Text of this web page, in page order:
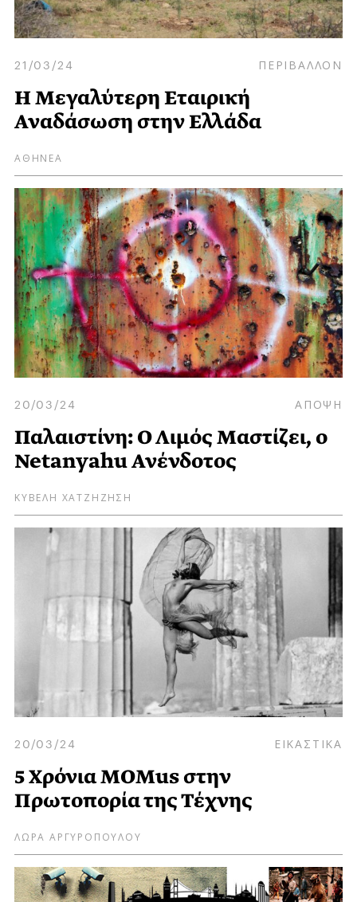
21/03/24 ΠΕΡΙΒΑΛΛΟΝ
Η Μεγαλύτερη Εταιρική
Αναδάσωση στην Ελλάδα
ΑΘΗΝΕΑ
20/03/24 ΑΠΟΨΗ
Παλαιστίνη: Ο Λιμός Μαστίζει, ο
Netanyahu Ανένδοτος
ΚΥΒΕΛΗ ΧΑΤΖΗΖΗΣΗ
20/03/24 ΕΙΚΑΣΤΙΚΑ
5 Χρόνια ΜOMus στην
Πρωτοπορία της Τέχνης
ΛΩΡΑ ΑΡΓΥΡΟΠΟΥΛΟΥ